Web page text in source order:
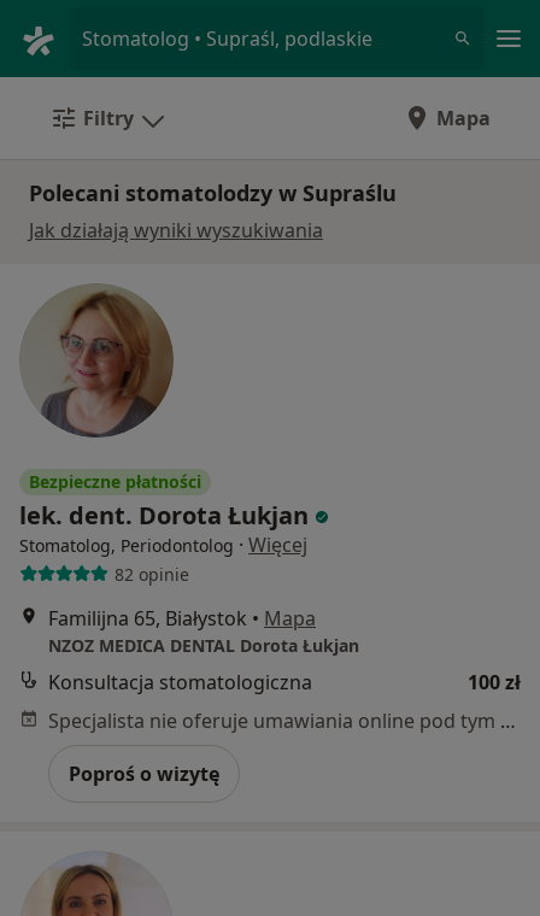
Stomatolog • Supraśl, podlaskie
Filtry Mapa
Polecani stomatolodzy w Supraślu
Jak działają wyniki wyszukiwania
Bezpieczne płatności
lek. dent. Dorota Łukjan
Stomatolog, Periodontolog · Więcej
82 opinie
Familijna 65, Białystok • Mapa
NZOZ MEDICA DENTAL Dorota Łukjan
Konsultacja stomatologiczna
100 zł
Specjalista nie oferuje umawiania online pod tym adresem.
Poproś o wizytę